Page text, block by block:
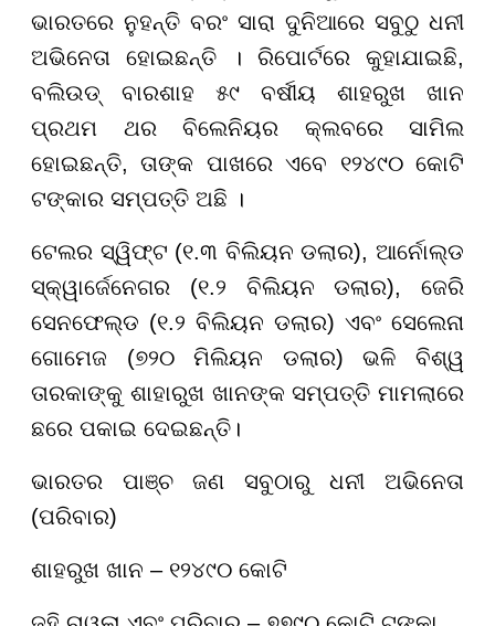
ଭାରତରେ ନୁହନ୍ତି ବରଂ ସାରା ଦୁନିଆରେ ସବୁଠୁ ଧନୀ
ଅଭିନେତା ହୋଇଛନ୍ତି । ରିପୋର୍ଟରେ କୁହାଯାଇଛି,
ବଲିଉଡ୍ ବାରଶାହ ୫୯ ବର୍ଷୀୟ ଶାହରୁଖ ଖାନ
ପ୍ରଥମ ଥର ବିଲେନିୟର କ୍ଲବରେ ସାମିଲ
ହୋଇଛନ୍ତି, ତାଙ୍କ ପାଖରେ ଏବେ ୧୨୪୯୦ କୋଟି
ଟଙ୍କାର ସମ୍ପତ୍ତି ଅଛି ।
ଟେଲର ସ୍ୱିଫ୍ଟ (୧.୩ ବିଲିୟନ ଡଲାର),ଆର୍ନୋଲ୍ଡ
ସ୍କ୍ୱାର୍ଜେନେଗର (୧.୨ ବିଲିୟନ ଡଲାର), ଜେରି
ସେନଫେଲ୍ଡ (୧.୨ ବିଲିୟନ ଡଲାର) ଏବଂ ସେଲେନା
ଗୋମେଜ (୭୨୦ ମିଲିୟନ ଡଲାର) ଭଳି ବିଶ୍ୱ
ତାରକାଙ୍କୁ ଶାହାରୁଖ ଖାନଙ୍କ ସମ୍ପତ୍ତି ମାମଲାରେ
ଛରେ ପକାଇ ଦେଇଛନ୍ତି।
ଭାରତର ପାଞ୍ଚ ଜଣ ସବୁଠାରୁ ଧନୀ ଅଭିନେତା
(ପରିବାର)
ଶାହରୁଖ ଖାନ – ୧୨୪୯୦ କୋଟି